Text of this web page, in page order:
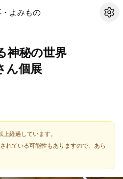
よみもの 設定
神秘の世界
ん個展
経過しています。
れている可能性もありますので、あら